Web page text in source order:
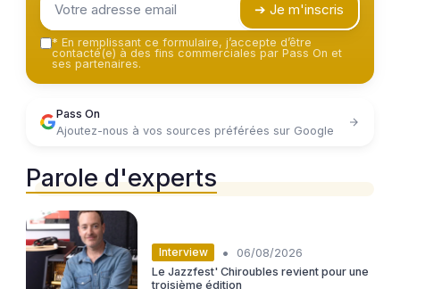
➔ Je m'inscris
* En remplissant ce formulaire, j’accepte d’être
contacté(e) à des fins commerciales par Pass On et
ses partenaires.
Pass On
Ajoutez-nous à vos sources préférées sur Google
Parole d'experts
Interview •
06/08/2026
Le Jazzfest' Chiroubles revient pour une
troisième édition